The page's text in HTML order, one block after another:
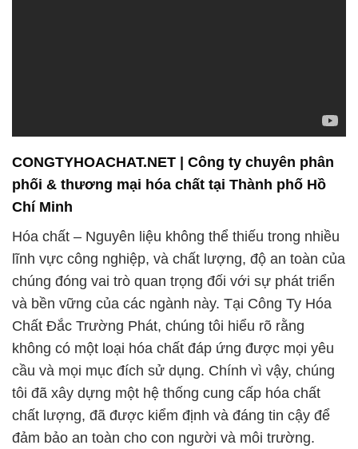
CONGTYHOACHAT.NET | Công ty chuyên phân
phối & thương mại hóa chất tại Thành phố Hồ
Chí Minh
Hóa chất – Nguyên liệu không thể thiếu trong nhiều
lĩnh vực công nghiệp, và chất lượng, độ an toàn của
chúng đóng vai trò quan trọng đối với sự phát triển
và bền vững của các ngành này. Tại Công Ty Hóa
Chất Đắc Trường Phát, chúng tôi hiểu rõ rằng
không có một loại hóa chất đáp ứng được mọi yêu
cầu và mọi mục đích sử dụng. Chính vì vậy, chúng
tôi đã xây dựng một hệ thống cung cấp hóa chất
chất lượng, đã được kiểm định và đáng tin cậy để
đảm bảo an toàn cho con người và môi trường.